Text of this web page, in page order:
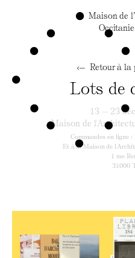
Maison de
Retour à la
Lots de
13 — 23
Maison de
Commandes en ligne :
Et à la Maison de
1 rue
31000